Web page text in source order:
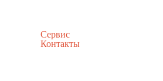
Сервис
Контакты